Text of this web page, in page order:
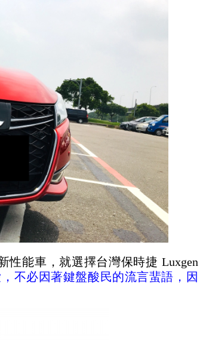
性能車，就選擇台灣保時捷 Luxgen
不必因著鍵盤酸民的流言蜚語，因